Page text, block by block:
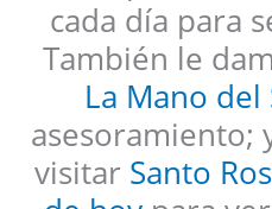
cada día para
También le
La Mano del
asesoramiento;
visitar Santo